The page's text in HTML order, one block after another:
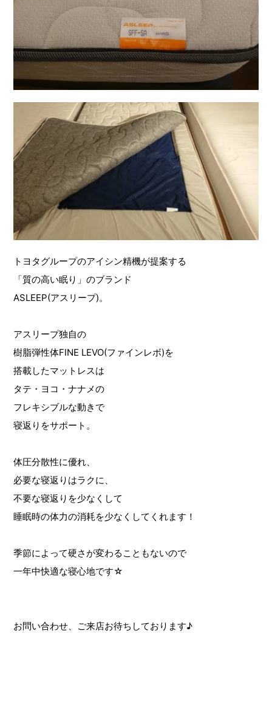
トヨタグループのアイシン精機が提案する
「質の高い眠り」のブランド
ASLEEP(アスリープ)。
アスリープ独自の
樹脂弾性体FINE LEVO(ファインレボ)を
搭載したマットレスは
タテ・ヨコ・ナナメの
フレキシブルな動きで
寝返りをサポート。
体圧分散性に優れ、
必要な寝返りはラクに、
不要な寝返りを少なくして
睡眠時の体力の消耗を少なくしてくれます！
季節によって硬さが変わることもないので
一年中快適な寝心地です☆
お問い合わせ、ご来店お待ちしております♪